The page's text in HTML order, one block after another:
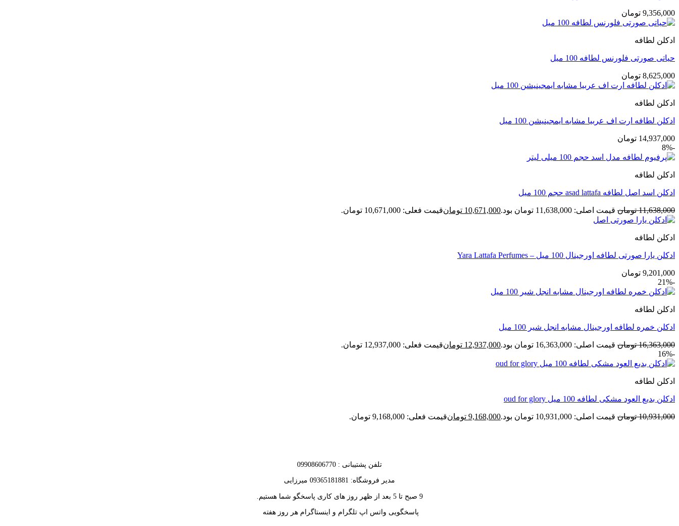
9,356,000 تومان
ادکلن لطافه
حیاتی صورتی فلورنس لطافه 100 میل
8,625,000 تومان
ادکلن لطافه
ادکلن لطافه ارت اف عربیا مشابه ایمجینیشن 100 میل
14,937,000 تومان
-8%
ادکلن لطافه
ادکلن اسد اصل لطافه asad lattafa حجم 100 میل
11,638,000 تومان قیمت اصلی: 11,638,000 تومان بود. 10,671,000 تومانقیمت فعلی: 10,671,000 تومان.
ادکلن لطافه
ادکلن یارا صورتی لطافه اورجینال 100 میل – Yara Lattafa Perfumes
9,201,000 تومان
-21%
ادکلن لطافه
ادکلن خمره لطافه اورجينال مشابه انجل شیر 100 میل
16,363,000 تومان قیمت اصلی: 16,363,000 تومان بود. 12,937,000 تومانقیمت فعلی: 12,937,000 تومان.
-16%
ادکلن لطافه
ادکلن بدیع العود مشکی لطافه 100 میل oud for glory
10,931,000 تومان قیمت اصلی: 10,931,000 تومان بود. 9,168,000 تومانقیمت فعلی: 9,168,000 تومان.
تلفن پشتیبانی : 09908606770
مدیر فروشگاه: 09365181881 میرزایی
9 صبح تا 5 بعد از ظهر روز های کاری پاسخگو شما هستیم.
پاسخگویی واتس اپ تلگرام و اینستاگرام هر روز هفته